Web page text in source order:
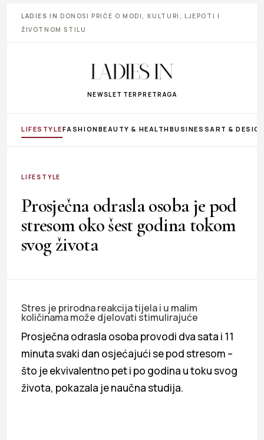
LADIES IN DONOSI PRIČE O MODI, KULTURI, LJEPOTI I
ŽIVOTNOM STILU
NEWSLETTER PRETRAGA
LIFESTYLEFASHIONBEAUTY & HEALTHBUSINESS ART &
LIFESTYLE
Prosječna odrasla osoba je pod
stresom oko šest godina tokom
svog života
Stres je prirodna reakcija tijela i u malim
količinama može djelovati stimulirajuće
Prosječna odrasla osoba provodi dva sata i 11
minuta svaki dan osjećajući se pod stresom –
što je ekvivalentno pet i po godina u toku svog
života, pokazala je naučna studija.